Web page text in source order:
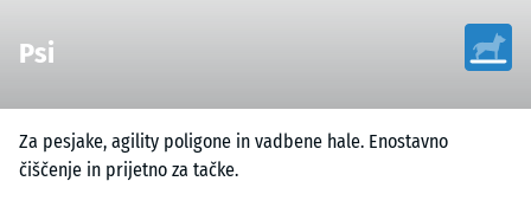
Psi
Za pesjake, agility poligone in vadbene hale. Enostavno
čiščenje in prijetno za tačke.